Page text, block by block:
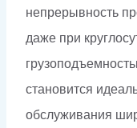
непрерывность
даже при
становится
обслуживания